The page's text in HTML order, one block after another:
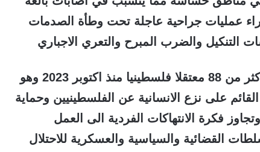
عمليات جراحية عاجلة تحت وطأة الصدمات
التنكيل والضرب المبرح والتعري الاجباري
وسجلت السجون الاسرائيلية وفاة اكثر من 88 معتقلا فلسطينيا منذ اكتوبر 2023 وهو
على نزع الانسانية عن الفلسطينيين وحماية
فكرة الانتهاكات الفردية الى العمل
القضائية والسياسية والعسكرية للاحتلال